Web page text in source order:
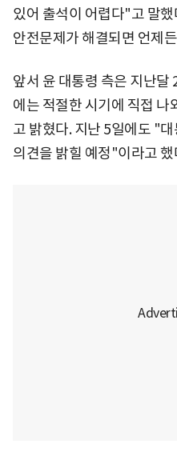
있어 출석이 어렵다"고 말
안전문제가 해결되면 언제
앞서 윤 대통령 측은 지난
에는 적절한 시기에 직접
고 밝혔다. 지난 5일에도 "
의견을 밝힐 예정"이라고 했